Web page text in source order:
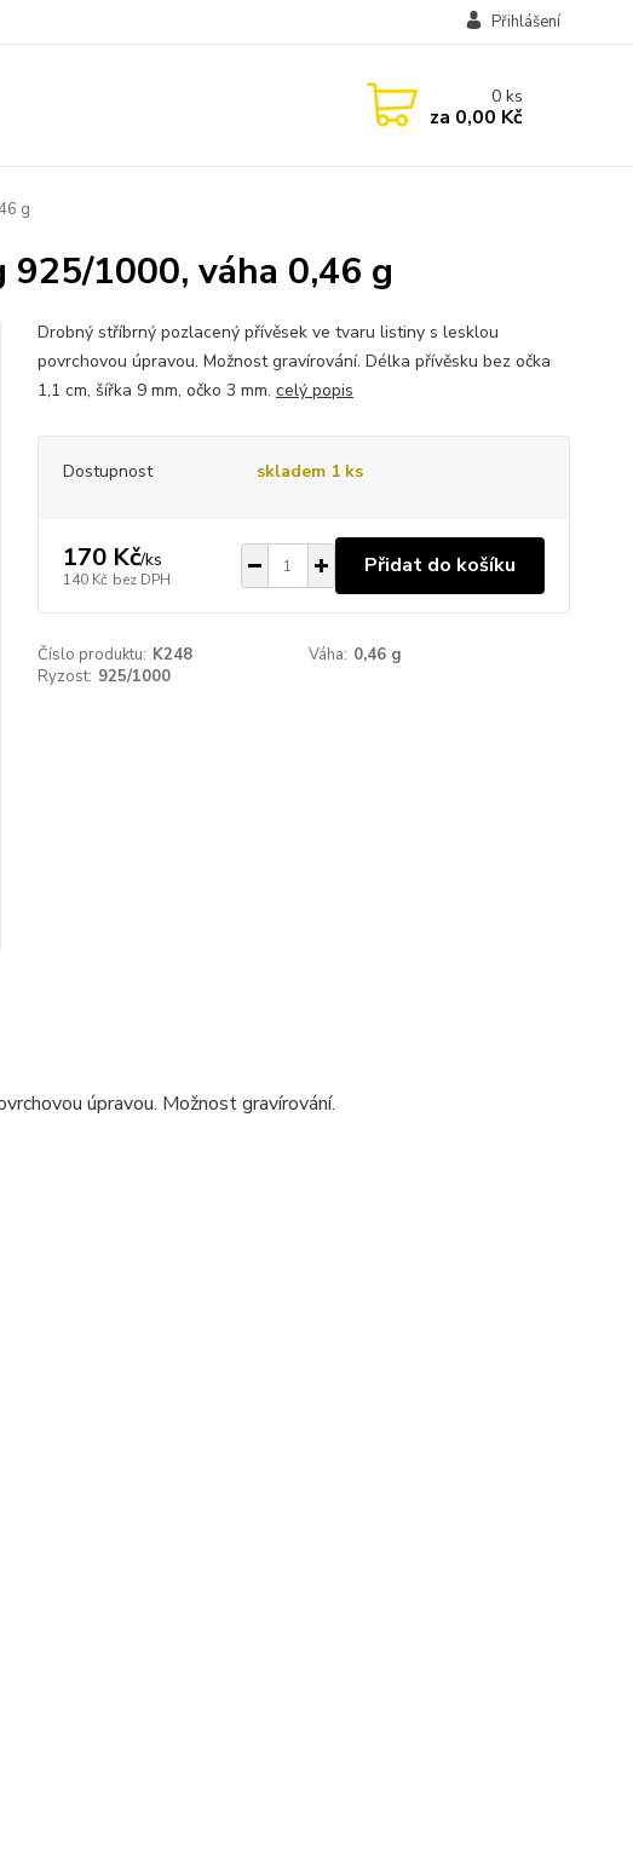
Přihlášení
0ks
za 0,00 Kč
g
1000, váha 0,46 g
Drobný stříbrný pozlacený přívěsek ve tvaru listiny s lesklou
povrchovou úpravou. Možnost gravírování. Délka přívěsku bez očka
1,1 cm, šířka 9 mm, očko 3 mm. celý popis
Dostupnost skladem 1 ks
170 Kč/ks
140 Kč bez DPH
Přidat do košíku
Číslo produktu: K248 Váha: 0,46 g
Ryzost: 925/1000
úpravou. Možnost gravírování.